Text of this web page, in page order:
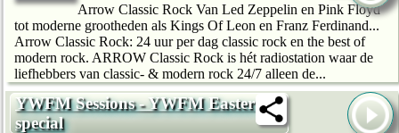
Arrow Classic Rock Van Led Zeppelin en Pink Floyd
tot moderne grootheden als Kings Of Leon en Franz Ferdinand...
Arrow Classic Rock: 24 uur per dag classic rock en the best of
modern rock. ARROW Classic Rock is hét radiostation waar de
liefhebbers van classic- & modern rock 24/7 alleen de...
YWFM Sessions - YWFM Easter
special